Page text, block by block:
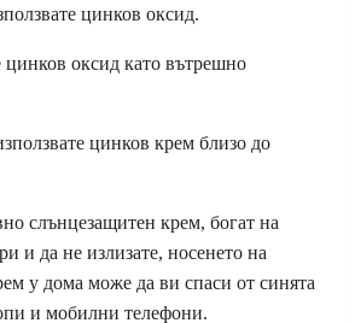
цинков оксид.
цинков оксид като вътрешно
цинков крем близо до
слънцезащитен крем, богат на
и да не излизате, носенето на
у дома може да ви спаси от синята
и мобилни телефони.